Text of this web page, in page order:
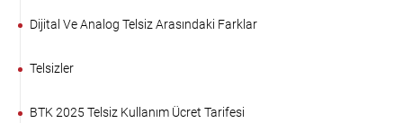
Dijital Ve Analog Telsiz Arasındaki Farklar
Telsizler
BTK 2025 Telsiz Kullanım Ücret Tarifesi